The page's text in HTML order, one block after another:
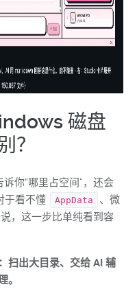
磁盘
？
你“哪里占空间”，还会
于看不懂
AppData
、微
，这一步比单纯看到容
扫出大目录、交给 AI 辅
。